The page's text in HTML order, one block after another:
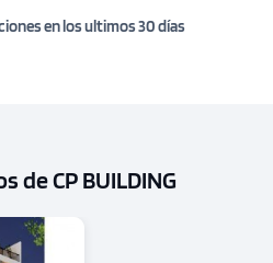
en los ultimos 30 días
de CP BUILDING